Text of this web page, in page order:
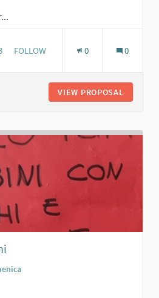
3 FOLLOWERS
FOLLOW 0 0
VIEW PROPOSAL